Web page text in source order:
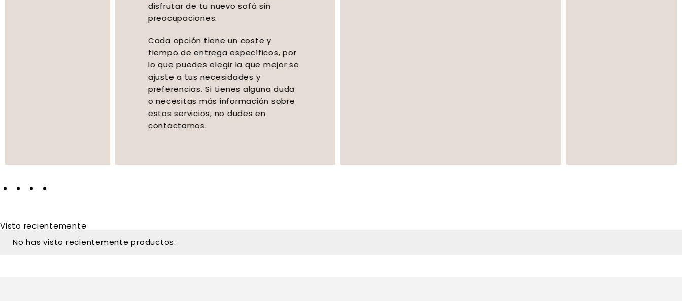
disfrutar de tu nuevo sofá sin
Cada opción tiene un coste y
tiempo de entrega específicos, por
lo que puedes elegir la que mejor se
ajuste a tus necesidades y
preferencias. Si tienes alguna duda
o necesitas más información sobre
estos servicios, no dudes en
Visto recientemente
No has visto recientemente productos.